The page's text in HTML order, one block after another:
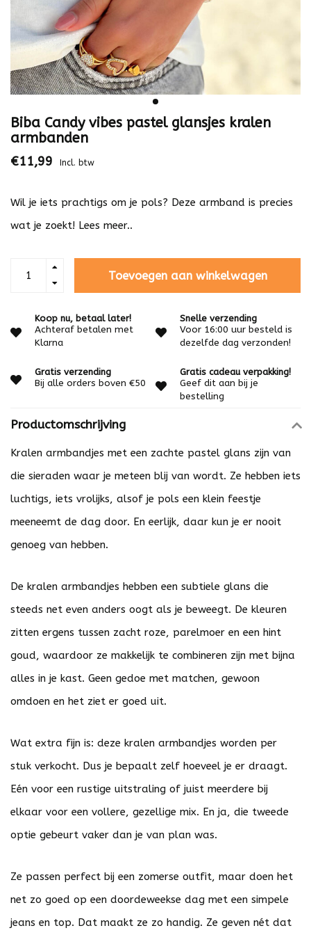
Biba Candy vibes pastel glansjes kralen
armbanden
€11,99 Incl. btw
Wil je iets prachtigs om je pols? Deze armband is precies
wat je zoekt! Lees meer..
Toevoegen aan winkelwagen
Koop nu, betaal later!
Achteraf betalen met
Klarna
Snelle verzending
Voor 16:00 uur besteld is
dezelfde dag verzonden!
Gratis verzending
Bij alle orders boven €50
Gratis cadeau verpakking!
Geef dit aan bij je
bestelling
Productomschrijving
Kralen armbandjes met een zachte pastel glans zijn van
die sieraden waar je meteen blij van wordt. Ze hebben iets
luchtigs, iets vrolijks, alsof je pols een klein feestje
meeneemt de dag door. En eerlijk, daar kun je er nooit
genoeg van hebben.
De kralen armbandjes hebben een subtiele glans die
steeds net even anders oogt als je beweegt. De kleuren
zitten ergens tussen zacht roze, parelmoer en een hint
goud, waardoor ze makkelijk te combineren zijn met bijna
alles in je kast. Geen gedoe met matchen, gewoon
omdoen en het ziet er goed uit.
Wat extra fijn is: deze kralen armbandjes worden per
stuk verkocht. Dus je bepaalt zelf hoeveel je er draagt.
Eén voor een rustige uitstraling of juist meerdere bij
elkaar voor een vollere, gezellige mix. En ja, die tweede
optie gebeurt vaker dan je van plan was.
Ze passen perfect bij een zomerse outfit, maar doen het
net zo goed op een doordeweekse dag met een simpele
jeans en top. Dat maakt ze zo handig. Ze geven nét dat